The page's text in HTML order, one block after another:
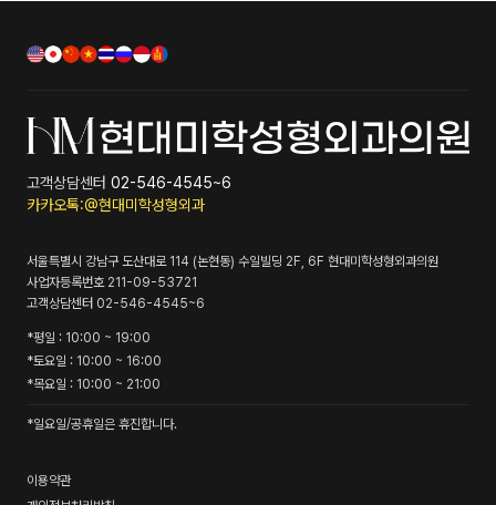
고객상담센터 02-546-4545~6
카카오톡:@현대미학성형외과
서울특별시 강남구 도산대로 114 (논현동) 수일빌딩 2F, 6F 현대미학성형외과의원
사업자등록번호 211-09-53721
고객상담센터 02-546-4545~6
*평일 : 10:00 ~ 19:00
*토요일 : 10:00 ~ 16:00
*목요일 : 10:00 ~ 21:00
*일요일/공휴일은 휴진합니다.
이용약관